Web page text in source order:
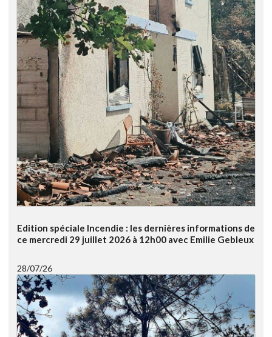
Edition spéciale Incendie : les dernières informations de
ce mercredi 29 juillet 2026 à 12h00 avec Emilie Gebleux
28/07/26